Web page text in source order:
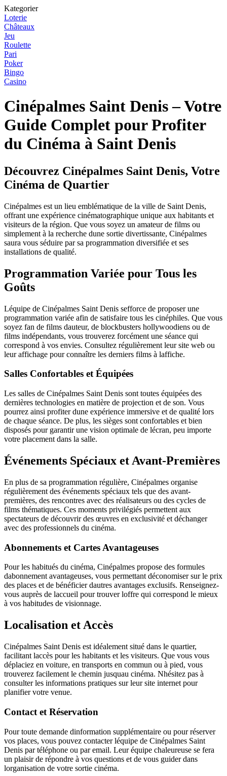
Kategorier
Loterie
Châteaux
Jeu
Roulette
Pari
Poker
Bingo
Casino
Cinépalmes Saint Denis – Votre
Guide Complet pour Profiter
du Cinéma à Saint Denis
Découvrez Cinépalmes Saint Denis, Votre
Cinéma de Quartier
Cinépalmes est un lieu emblématique de la ville de Saint Denis,
offrant une expérience cinématographique unique aux habitants et
visiteurs de la région. Que vous soyez un amateur de films ou
simplement à la recherche dune sortie divertissante, Cinépalmes
saura vous séduire par sa programmation diversifiée et ses
installations de qualité.
Programmation Variée pour Tous les
Goûts
Léquipe de Cinépalmes Saint Denis sefforce de proposer une
programmation variée afin de satisfaire tous les cinéphiles. Que vous
soyez fan de films dauteur, de blockbusters hollywoodiens ou de
films indépendants, vous trouverez forcément une séance qui
correspond à vos envies. Consultez régulièrement leur site web ou
leur affichage pour connaître les derniers films à laffiche.
Salles Confortables et Équipées
Les salles de Cinépalmes Saint Denis sont toutes équipées des
dernières technologies en matière de projection et de son. Vous
pourrez ainsi profiter dune expérience immersive et de qualité lors
de chaque séance. De plus, les sièges sont confortables et bien
disposés pour garantir une vision optimale de lécran, peu importe
votre placement dans la salle.
Événements Spéciaux et Avant-Premières
En plus de sa programmation régulière, Cinépalmes organise
régulièrement des événements spéciaux tels que des avant-
premières, des rencontres avec des réalisateurs ou des cycles de
films thématiques. Ces moments privilégiés permettent aux
spectateurs de découvrir des œuvres en exclusivité et déchanger
avec des professionnels du cinéma.
Abonnements et Cartes Avantageuses
Pour les habitués du cinéma, Cinépalmes propose des formules
dabonnement avantageuses, vous permettant déconomiser sur le prix
des places et de bénéficier dautres avantages exclusifs. Renseignez-
vous auprès de laccueil pour trouver loffre qui correspond le mieux
à vos habitudes de visionnage.
Localisation et Accès
Cinépalmes Saint Denis est idéalement situé dans le quartier,
facilitant laccès pour les habitants et les visiteurs. Que vous vous
déplaciez en voiture, en transports en commun ou à pied, vous
trouverez facilement le chemin jusquau cinéma. Nhésitez pas à
consulter les informations pratiques sur leur site internet pour
planifier votre venue.
Contact et Réservation
Pour toute demande dinformation supplémentaire ou pour réserver
vos places, vous pouvez contacter léquipe de Cinépalmes Saint
Denis par téléphone ou par email. Leur équipe chaleureuse se fera
un plaisir de répondre à vos questions et de vous guider dans
lorganisation de votre sortie cinéma.